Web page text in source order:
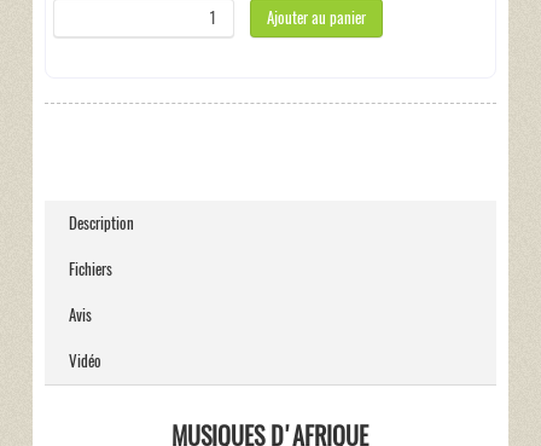
Ajouter au panier
Description
Fichiers
Avis
Vidéo
MUSIQUES D'AFRIQUE